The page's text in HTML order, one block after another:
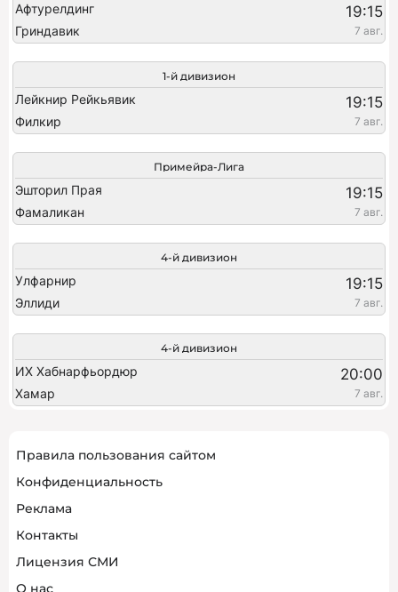
Афтурелдинг 19:15
Гриндавик 7 авг.
1-й дивизион
Лейкнир Рейкьявик 19:15
Филкир 7 авг.
Примейра-Лига
Эшторил Прая 19:15
Фамаликан 7 авг.
4-й дивизион
Улфарнир 19:15
Эллиди 7 авг.
4-й дивизион
ИХ Хабнарфьордюр 20:00
Хамар 7 авг.
Правила пользования сайтом
Конфиденциальность
Реклама
Контакты
Лицензия СМИ
О нас